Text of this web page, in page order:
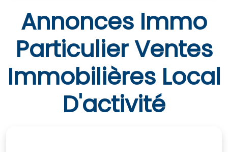
Annonces Immo
Particulier Ventes
Immobilières Local
D'activité